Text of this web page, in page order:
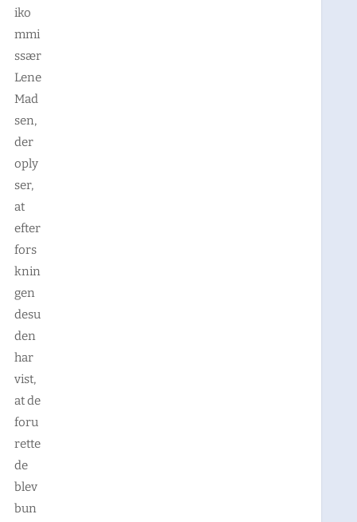
iko
mmi
ssær
Lene
Mad
sen,
der
oply
ser,
at
efter
fors
knin
gen
desu
den
har
vist,
at de
foru
rette
de
blev
bun